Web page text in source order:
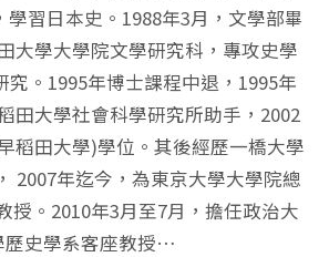
學習日本史。1988年3月，文學部畢
大學大學院文學研究科，專攻史學
究。1995年博士課程中退，1995年
田大學社會科學研究所助手，2002
稻田大學)學位。其後經歷一橋大學
2007年迄今，為東京大學大學院總
授。2010年3月至7月，擔任政治大
歷史學系客座教授…